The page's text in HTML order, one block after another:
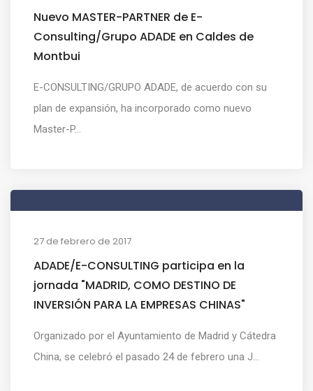
Nuevo MASTER-PARTNER de E-
Consulting/Grupo ADADE en Caldes de
Montbui
E-CONSULTING/GRUPO ADADE, de acuerdo con su
plan de expansión, ha incorporado como nuevo
Master-P...
27 de febrero de 2017
ADADE/E-CONSULTING participa en la
jornada "MADRID, COMO DESTINO DE
INVERSIÓN PARA LA EMPRESAS CHINAS"
Organizado por el Ayuntamiento de Madrid y Cátedra
China, se celebró el pasado 24 de febrero una J...